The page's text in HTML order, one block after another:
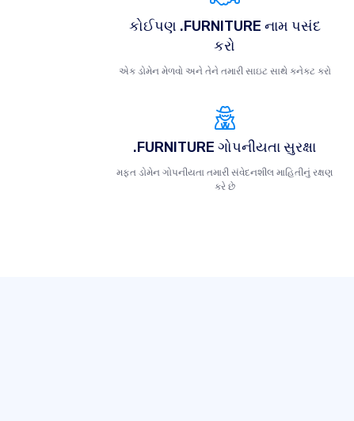
કોઈપણ .FURNITURE નામ પસંદ
કરો
એક ડોમેન મેળવો અને તેને તમારી સાઇટ સાથે કનેક્ટ કરો
.FURNITURE ગોપનીયતા સુરક્ષા
મફત ડોમેન ગોપનીયતા તમારી સંવેદનશીલ માહિતીનું રક્ષણ
કરે છે